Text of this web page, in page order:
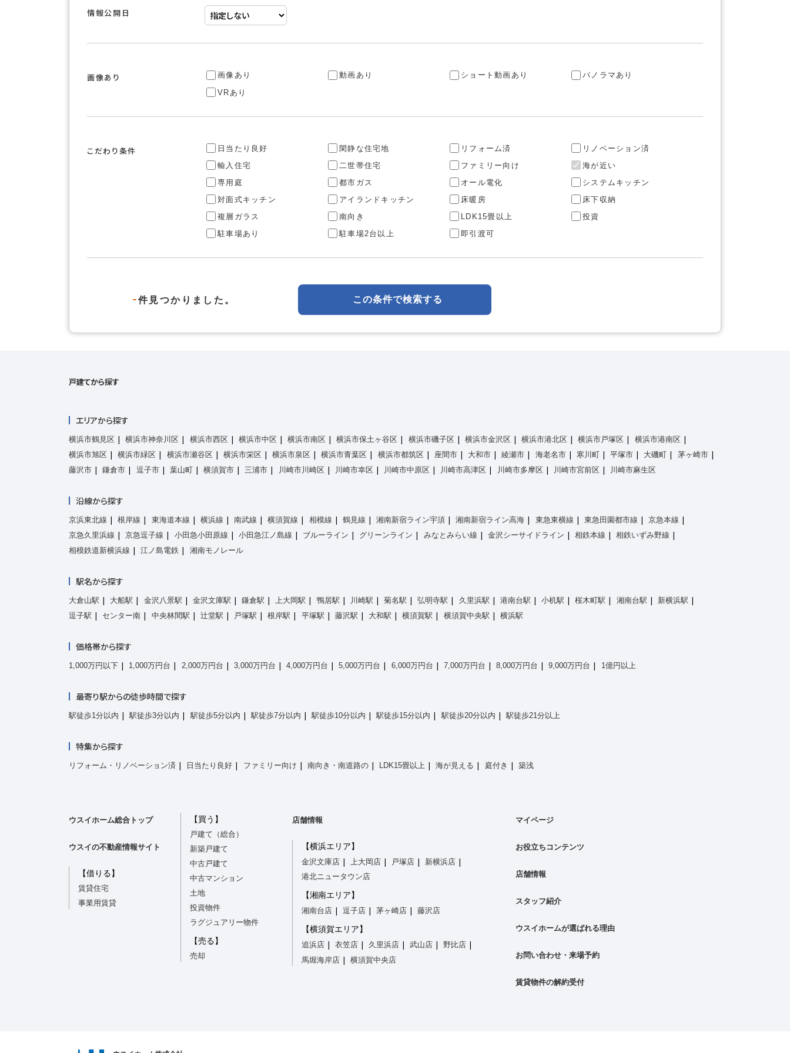
情報公開日
画像あり 画像あり 動画あり ショート動画あり
パノラマあり
VRあり
こだわり条件 日当たり良好 閑静な住宅地 リフォーム済
リノベーション済
輸入住宅
二世帯住宅 ファミリー向け
海が近い
専用庭
都市ガス オール電化
システムキッチン
対面式キッチン
アイランドキッチン 床暖房
床下収納
複層ガラス
南向き LDK15畳以上
投資
駐車場あり
駐車場2台以上 即引渡可
-件見つかりました。 この条件で検索する
戸建てから探す
エリアから探す
横浜市鶴見区 横浜市神奈川区 横浜市西区 横浜市中区 横浜市南区 横浜市保土ヶ谷区 横浜市磯子区 横浜市金沢区 横浜市港北区 横浜市戸塚区
横浜市港南区
横浜市旭区
横浜市緑区 横浜市瀬谷区 横浜市栄区 横浜市泉区 横浜市青葉区 横浜市都筑区 座間市 大和市 綾瀬市 海老名市 寒川町 平塚市 大磯町
茅ヶ崎市
藤沢市
鎌倉市 逗子市 葉山町 横須賀市 三浦市 川崎市川崎区 川崎市幸区 川崎市中原区 川崎市高津区 川崎市多摩区 川崎市宮前区 川崎市麻生区
沿線から探す
京浜東北線 根岸線 東海道本線 横浜線 南武線 横須賀線 相模線 鶴見線 湘南新宿ライン宇須 湘南新宿ライン高海 東急東横線 東急田園都市線
京急本線
京急久里浜線
京急逗子線 小田急小田原線 小田急江ノ島線 ブルーライン グリーンライン みなとみらい線 金沢シーサイドライン 相鉄本線
相鉄いずみ野線
相模鉄道新横浜線
江ノ島電鉄 湘南モノレール
駅名から探す
大倉山駅 大船駅 金沢八景駅 金沢文庫駅 鎌倉駅 上大岡駅 鴨居駅 川崎駅 菊名駅 弘明寺駅 久里浜駅 港南台駅 小机駅 桜木町駅 湘南台駅
新横浜駅
逗子駅
センター南 中央林間駅 辻堂駅 戸塚駅 根岸駅 平塚駅 藤沢駅 大和駅 横須賀駅 横須賀中央駅 横浜駅
価格帯から探す
1,000万円以下 1,000万円台 2,000万円台 3,000万円台 4,000万円台 5,000万円台 6,000万円台 7,000万円台 8,000万円台 9,000万円台 1億円以上
最寄り駅からの徒歩時間で探す
駅徒歩1分以内 駅徒歩3分以内 駅徒歩5分以内 駅徒歩7分以内 駅徒歩10分以内 駅徒歩15分以内 駅徒歩20分以内 駅徒歩21分以上
特集から探す
リフォーム・リノベーション済 日当たり良好 ファミリー向け 南向き・南道路の LDK15畳以上 海が見える 庭付き 築浅
ウスイホーム総合トップ
ウスイの不動産情報サイト
【借りる】
賃貸住宅
事業用賃貸
【買う】
戸建て（総合）
新築戸建て
中古戸建て
中古マンション
土地
投資物件
ラグジュアリー物件
【売る】
売却
店舗情報
【横浜エリア】
金沢文庫店 上大岡店 戸塚店
新横浜店
港北ニュータウン店
【湘南エリア】
湘南台店 逗子店 茅ヶ崎店 藤沢店
【横須賀エリア】
追浜店 衣笠店 久里浜店 武山店
野比店
馬堀海岸店
横須賀中央店
マイページ
お役立ちコンテンツ
店舗情報
スタッフ紹介
ウスイホームが選ばれる理由
お問い合わせ・来場予約
賃貸物件の解約受付